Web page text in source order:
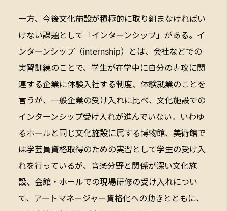
一方、今後文化施設が積極的に取り組まなければい
けない課題として「インターンシップ」がある。イ
ンターンシップ（internship）とは、会社などでの
実習訓練のことで、学生が在学中に自分の専攻に関
連する企業に体験入社する制度、体験就業のことを
言うが、一般企業の受け入れに比べ、文化施設での
インターンシップ受け入れが進んでいない。いわゆ
るホールと同じ文化施設に属する博物館、美術館で
は学芸員資格取得のための実習として学生の受け入
れを行っているが、音楽分野と関係が深い文化施
設、会館・ホールでの現場研修の受け入れについ
て、アートマネージャー資格化への動きとともに、